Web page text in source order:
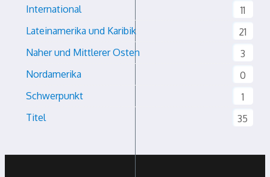
International
11
Lateinamerika und Karibik
21
Naher und Mittlerer Osten
3
Nordamerika
0
Schwerpunkt
1
Titel
35